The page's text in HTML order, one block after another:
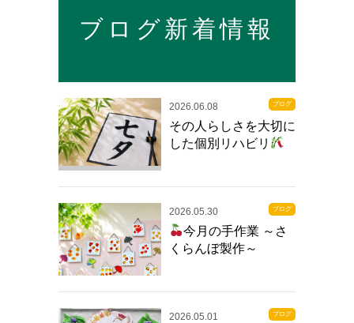
ブログ新着情報
2026.06.08 ブログ
その人らしさを大切に
した個別リハビリ
2026.05.30 ブログ
今月の手作業 ～さ
くらんぼ製作～
2026.05.01 ブログ